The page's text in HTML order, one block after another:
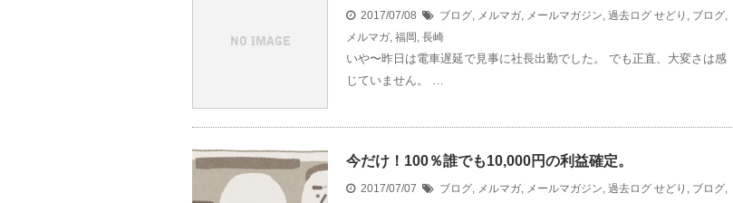
2017/07/08 ブログ, メルマガ, メールマガジン, 過去ログ せどり , ブログ,
メルマガ, 福岡 , 長崎
いや〜昨日は電車遅延で見事に社長出勤でした。 でも正直、大変さは感
じていません。 …
今だけ！100％誰でも10,000円の利益確定。
2017/07/07 ブログ, メルマガ, メールマガジン, 過去ログ せどり , ブログ,